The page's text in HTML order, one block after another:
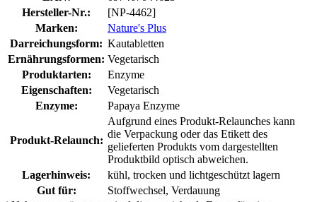
Hersteller-Nr.:
[NP-4462]
Marken:
Nature's Plus
Darreichungsform: Kautabletten
Ernährungsformen: Vegetarisch
Produktarten:
Enzyme
Eigenschaften:
Vegetarisch
Enzyme:
Papaya Enzyme
Produkt-Relaunch:
Aufgrund eines Produkt-Relaunches kann
die Verpackung oder das Etikett des
gelieferten Produkts vom dargestellten
Produktbild optisch abweichen.
Lagerhinweis:
kühl, trocken und lichtgeschützt lagern
Gut für:
Stoffwechsel, Verdauung